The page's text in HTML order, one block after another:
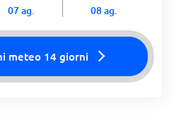
07 ag. 08 ag.
meteo 14 giorni